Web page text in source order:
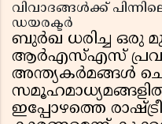
വിവാദങ്ങൾക്ക്
ഡയരക്ടർ
ബുർഖ ധരിച്ച ഒരു
ആർഎസ്എസ്
അന്ത്യകർമങ്ങൾ
ഇപ്പോഴത്തെ